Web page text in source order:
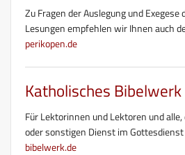
Zu Fragen der Auslegung und Exegese
Lesungen empfehlen wir Ihnen auch
perikopen.de
Katholisches Bibelwerk
Für Lektorinnen und Lektoren und
oder sonstigen Dienst im
bibelwerk.de